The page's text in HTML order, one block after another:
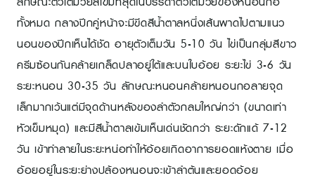
ทั้งหมด กลางปีกคู่หน้าจะมีขีดสีน้ำตาลหนึ่งเส้นพาดไปตามแนว
นอนของปีกเห็นได้ชัด อายุตัวเต็มวัน 5-10 วัน ไข่เป็นกลุ่มสีขาว
ครีมซ้อนกันคล้ายเกล็ดปลาอยู่ใต้และบนใบอ้อย ระยะไข่ 3-6 วัน
ระยะหนอน 30-35 วัน ลักษณะหนอนคล้ายหนอนกอลายจุด
เล็กมากเว้นแต่มีจุดด้านหลังของลำตัวกลมใหญ่กว่า (ขนาดเท่า
หัวเข็มหมุด) และมีสีน้ำตาลเข้มเห็นเด่นชัดกว่า ระยะดักแด้ 7-12
วัน เข้าทำลายในระยะหน่อทำให้อ้อยเกิดอาการยอดแห้งตาย เมื่อ
อ้อยอยู่ในระยะย่างปล้องหนอนจะเข้าลำต้นและยอดอ้อย